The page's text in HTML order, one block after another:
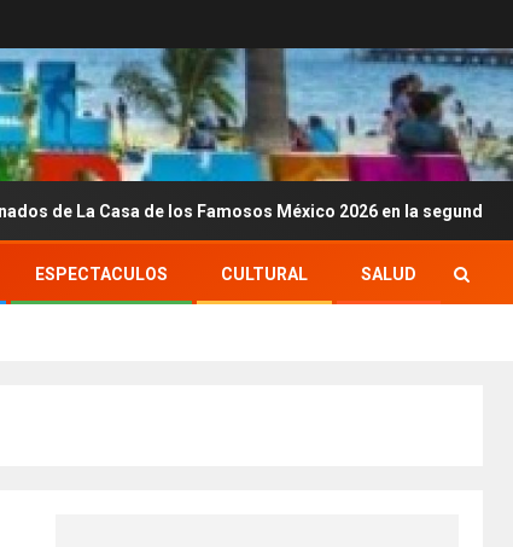
de los Famosos México 2026 en la segunda semana
ESPECTACULOS CULTURAL SALUD